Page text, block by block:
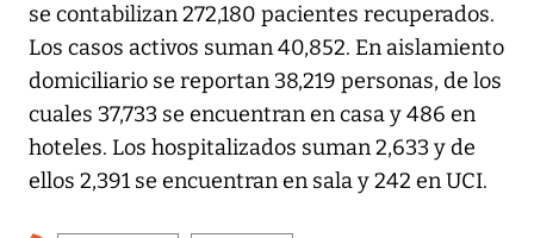
se contabilizan 272,180 pacientes recuperados.
Los casos activos suman 40,852. En aislamiento
domiciliario se reportan 38,219 personas, de los
cuales 37,733 se encuentran en casa y 486 en
hoteles. Los hospitalizados suman 2,633 y de
ellos 2,391 se encuentran en sala y 242 en UCI.